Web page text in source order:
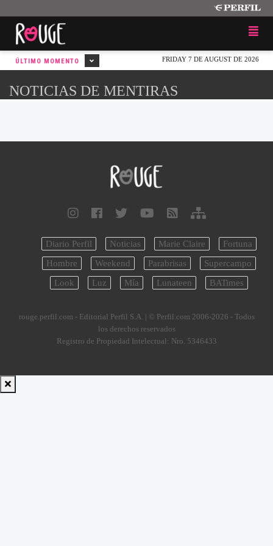
FRIDAY 7 DE AUGUST DE 2026
ÚLTIMO MOMENTO
NOTICIAS DE MENTIRAS
Diario Perfil Noticias Marie Claire
Fortuna
Hombre
Weekend Parabrisas
Supercampo
Look
Luz Mía Lunateen BATimes
rouge.perfil.com - Editorial Perfil S.A. | © Perfil.com 2006-2026 - Todos
los derechos reservados
Registro de Propiedad Intelectual: Nro. 5346433